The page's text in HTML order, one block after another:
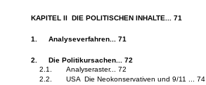
KAPITEL II ­ DIE POLITISCHEN INHALTE... 71
1. Analyseverfahren... 71
2.
Die Politikursachen... 72
2.1.
Analyseraster... 72
2.2.
USA ­ Die Neokonservativen und 9/11 ... 74